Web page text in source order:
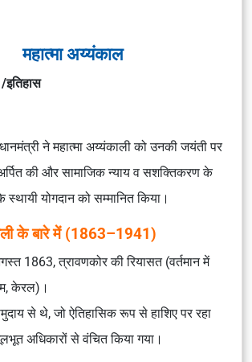
महात्मा अय्यंकाल
इतिहास
ने महात्मा अय्यंकाली को उनकी जयंती पर
की और सामाजिक न्याय व सशक्तिकरण के
स्थायी योगदान को सम्मानित किया।
के बारे में (1863–1941)
1863, त्रावणकोर की रियासत (वर्तमान में
केरल)।
से थे, जो ऐतिहासिक रूप से हाशिए पर रहा
अधिकारों से वंचित किया गया।